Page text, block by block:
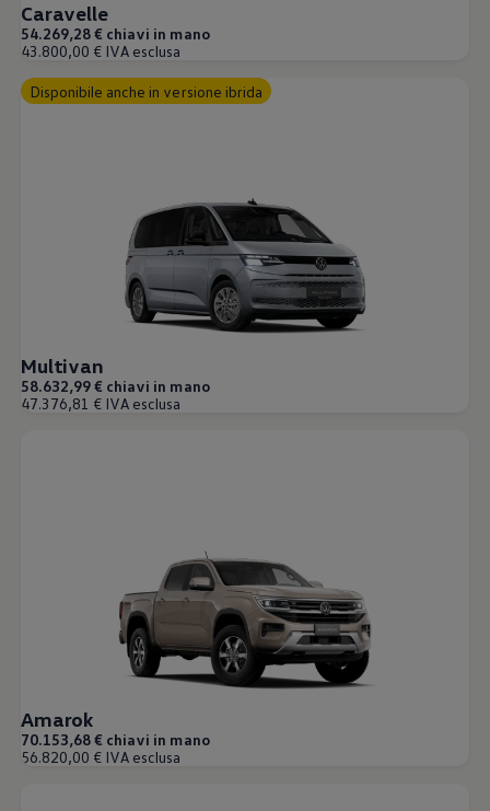
Caravelle
54.269,28 € chiavi in mano
43.800,00 € IVA esclusa
Disponibile anche in versione ibrida
Multivan
58.632,99 € chiavi in mano
47.376,81 € IVA esclusa
Amarok
70.153,68 € chiavi in mano
56.820,00 € IVA esclusa